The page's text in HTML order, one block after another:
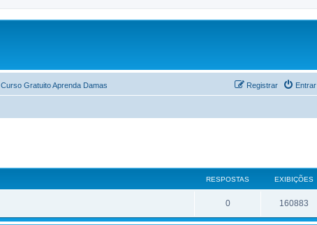
Curso Gratuito Aprenda Damas Entrar
Registrar
RESPOSTAS EXIBIÇÕES
0 160883